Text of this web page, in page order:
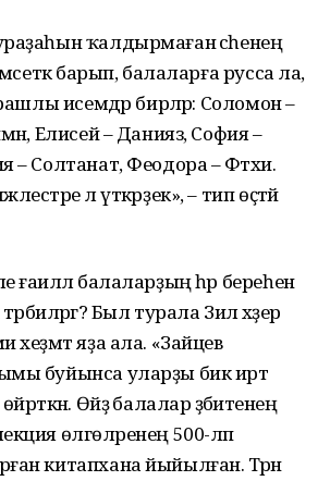
ҡалдырмаған әсәһенең
барып, балаларға русса ла,
исемдәр бирәләр: Соломон –
Елисей – Данияз, София –
– Солтанат, Феодора – Фәтхиә.
лә үткәрҙек», – тип өҫтәй
балаларҙың һәр береһен
Был турала Зилә хәҙер
хеҙмәт яҙа ала. «Зайцев
буйынса уларҙы бик иртә
Өйҙә балалар әҙәбиәтенең
өлгөләренең 500-ләп
китапхана йыйылған. Тәрән